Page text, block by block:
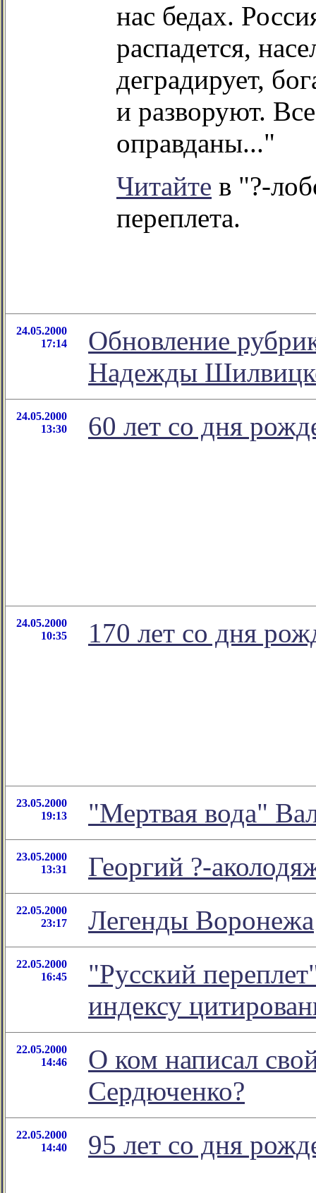
нас бедах.
распадется,
деградирует,
и разворуют.
оправданы..."
Читайте в "?-
переплета.
24.05.2000
17:14
Обновление
Надежды
24.05.2000
13:30
60 лет со дня
24.05.2000
10:35
170 лет со дня
23.05.2000
19:13
"Мертвая вода"
23.05.2000
13:31
Георгий ?-
22.05.2000
23:17
Легенды Воронежа
22.05.2000
16:45
"Русский
индексу
22.05.2000
14:46
О ком написал
Сердюченко?
22.05.2000
14:40
95 лет со дня